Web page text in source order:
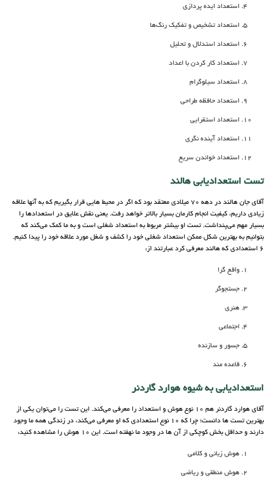
استعداد ایده پردازی
استعداد تشخیص و تفکیک رنگ‌ها
استعداد استدلال و تحلیل
استعداد کار کردن با اعداد
استعداد سیلوگرام
استعداد حافظه طراحی
استعداد استقرایی
استعداد آینده نگری
استعداد خواندن سریع
تست استعدادیابی هالند
آقای جان هالند در دهه 70 میلادی معتقد بود که اگر در محیط هایی قرار بگیریم که به آنها علاقه
زیادی داریم، کیفیت انجام کارمان بسیار بالاتر خواهد رفت. یعنی نقش علایق در استعدادها را
بسیار مهم می‌پنداشت. تست او بیشتر مربوط به استعداد شغلی است و به ما کمک می‌کند که
بتوانیم به بهترین شکل ممکن استعداد شغلی خود را کشف و شغل مورد علاقه خود را پیدا کنیم.
6 استعدادی که هالند معرفی کرد عبارتند از:
واقع گرا
جستجوگر
هنری
اجتماعی
جسور و سازنده
قاعده مند
استعدادیابی به شیوه هوارد گاردنر
آقای هوارد گاردنر هم 10 نوع هوش و استعداد را معرفی می‌کند. این تست را می‌توان یکی از
بهترین تست ها دانست؛ چرا که 10 نوع استعدادی که او معرفی می‌کند، در زندگی همه ما وجود
دارند و حداقل بخش کوچکی از آن ها در وجود ما نهفته است. این 10 هوش را مشاهده کنید:
هوش زبانی و کلامی
هوش منطقی و ریاضی